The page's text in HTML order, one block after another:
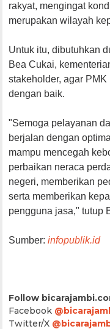
rakyat, mengingat
merupakan wilayah
Untuk itu, dibutuhkan
Bea Cukai,
stakeholder, agar
dengan baik.
"Semoga pelayanan
berjalan dengan
mampu mencegah
perbaikan neraca
negeri, memberikan
serta memberikan
pengguna jasa," tutup
Sumber:infopublik.id
Follow
Facebook
Twitter/X